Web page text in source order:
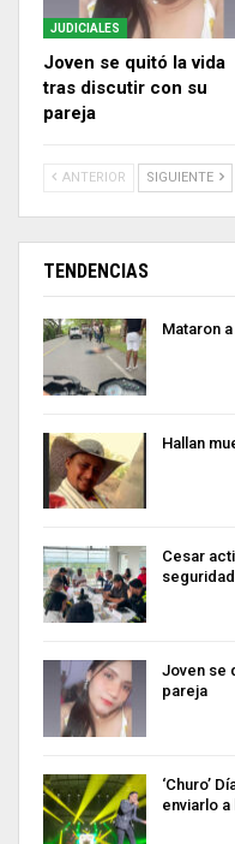
JUDICIALES
Joven se quitó la vida
tras discutir con su
pareja
ANTERIOR SIGUIENTE
TENDENCIAS
Mataron
Hallan
Cesar
Joven se
pareja
‘Churo’
enviarlo a